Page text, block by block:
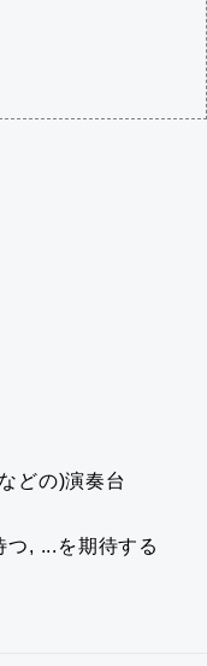
どの)演奏台
つ, ...を期待する